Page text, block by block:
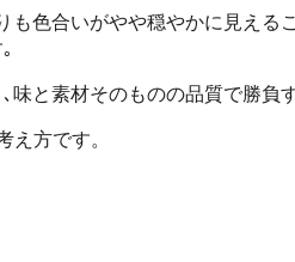
も色合いがやや穏やかに見える
味と素材そのものの品質で勝負
え方です。